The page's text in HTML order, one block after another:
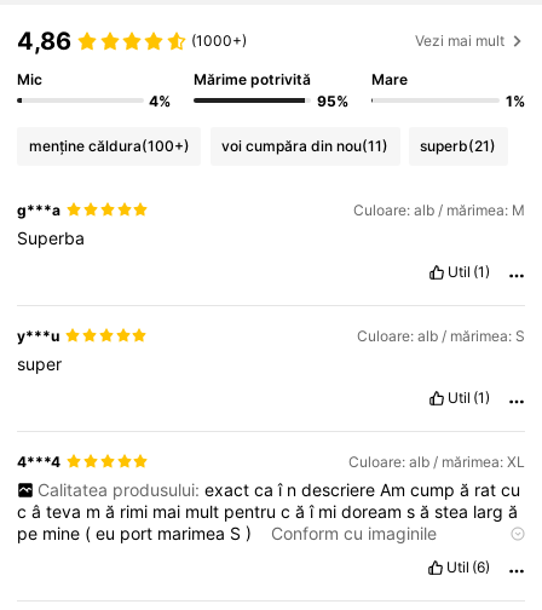
4,86 (1000+) Vezi mai mult
Mic
4%
Mărime potrivită
95%
Mare
1%
menține căldura(100+) voi cumpăra din nou(11) superb(21)
g***a Culoare: alb / mărimea: M
Superba
Util (1)
y***u Culoare: alb / mărimea: S
super
Util (1)
4***4 Culoare: alb / mărimea: XL
Calitatea produsului: exact caî n descriere Am cump ă rat cu
câteva mă rimi mai mult pentrucăî midoreamsăstea largă
pe mine (eu port marimea S)
Conform cu imaginile
Potrivire:perfect
ă,
deșiesteoversizedcumpărată
Util (6)